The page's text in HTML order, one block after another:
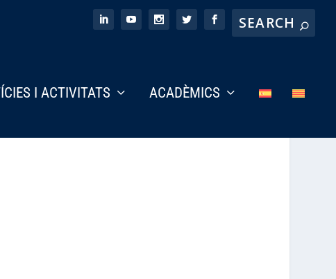
I ACTIVITATS ACADÈMICS